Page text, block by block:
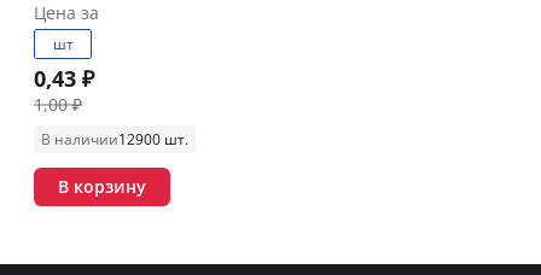
Цена за
шт
0,43 ₽
1,00 ₽
В наличии12900 шт.
В корзину